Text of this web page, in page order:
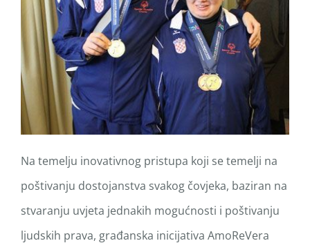
Na temelju inovativnog pristupa koji se temelji na
poštivanju dostojanstva svakog čovjeka, baziran na
stvaranju uvjeta jednakih mogućnosti i poštivanju
ljudskih prava, građanska inicijativa AmoReVera